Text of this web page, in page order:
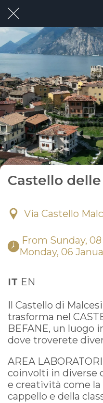
Castello
Via Castello
Monday, 06
IT EN
Il Castello di
trasforma nel
BEFANE, un luogo
dove troverete
AREA
coinvolti in diverse
e creatività come la
cappello e della